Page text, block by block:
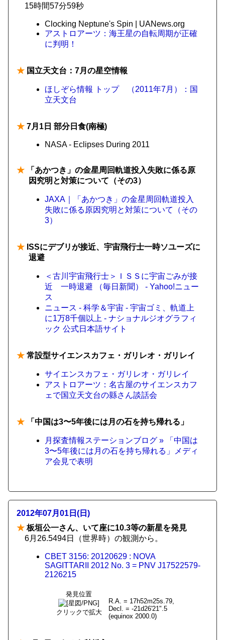
15時間57分59秒
Clocking Neptune's Spin | UANews.org
アストロアーツ：海王星の自転周期が正確
に判明！
★ 国立天文台：7月の星空情報
ほしぞら情報 トップ （2011年7月）：国
立天文台
★ 7月1日 部分日食(南極)
NASA - Eclipses During 2011
★ 「あかつき」の金星周回軌道投入失敗に係る原
因究明と対策について（その3）
JAXA｜「あかつき」の金星周回軌道投入
失敗に係る原因究明と対策について（その
3）
★ ISSにデブリが接近、宇宙飛行士一時ソユーズに
退避
＜古川宇宙飛行士＞ＩＳＳに宇宙ごみが接
近 一時退避 （毎日新聞） - Yahoo!ニュー
ス
ニュース - 科学＆宇宙 - 宇宙ゴミ、軌道上
に1万8千個以上 - ナショナルジオグラフィ
ック 公式日本語サイト
★ 常設型サイエンスカフェ・ガリレオ・ガリレイ
サイエンスカフェ・ガリレオ・ガリレイ
アストロアーツ：名古屋のサイエンスカフ
ェで国立天文台の縣さん談話会
★ 「中国は3〜5年後には月の石を持ち帰れる」
月探査情報ステーションブログ » 「中国は
3〜5年後には月の石を持ち帰れる」メディ
ア会見で表明
2012年07月01日(日)
★ 板垣公一さん、いて座に10.3等の新星を発見
6月26.5494日（世界時）の観測から。
CBET 3156: 20120629 : NOVA
SAGITTARII 2012 No. 3 = PNV J17522579-
2126215
発見位置
クリックで拡大
R.A. = 17h52m25s.79,
Decl. = -21d26'21".5
(equinox 2000.0)